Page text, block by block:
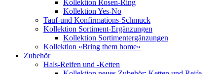
Kollektion Rosen-Ring
Kollektion Yes-No
Tauf-und Konfirmations-Schmuck
Kollektion Sortiment-Ergänzungen
Kollektion Sortimentergänzungen
Kollektion «Bring them home»
Zubehör
Hals-Reifen und -Ketten